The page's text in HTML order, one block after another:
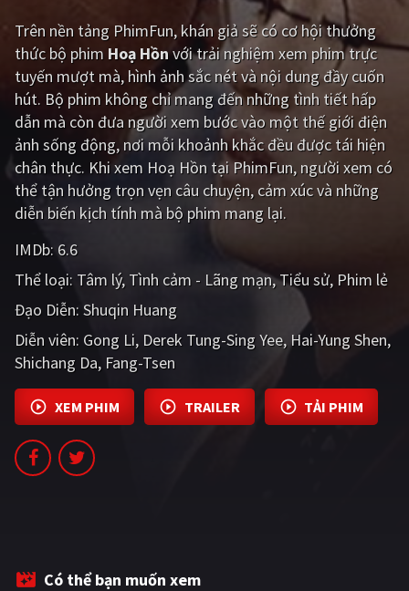
Giật gân Gia đình
Bí ẩn Lịch sử
Viễn Tây Tiểu sử
GameShow DramaTV
QUỐC GIA
Trung Quốc - Hồng Kông
Ấn Độ
Tổng hợp
CẬP NHẬT
PHIM MỚI
PHIM BỘ
TUYỂN TẬP PHIM
Trên nền tảng PhimFun, khán giả sẽ có cơ hội thưởng
thức bộ phim Hoạ Hồnvới trải nghiệm xem phim trực
tuyến mượt mà, hình ảnh sắc nét và nội dung đầy cuốn
hút. Bộ phim không chỉ mang đến những tình tiết hấp
dẫn mà còn đưa người xem bước vào một thế giới điện
ảnh sống động, nơi mỗi khoảnh khắc đều được tái hiện
chân thực. Khi xem Hoạ Hồn tại PhimFun, người xem có
thể tận hưởng trọn vẹn câu chuyện, cảm xúc và những
diễn biến kịch tính mà bộ phim mang lại.
IMDb: 6.6
Thể loại: Tâm lý Tình cảm - Lãng mạn Tiểu sử Phim lẻ
Đạo Diễn: Shuqin Huang
Diễn viên: Gong Li Derek Tung-Sing Yee Hai-Yung Shen
Shichang Da Fang-Tsen
XEM PHIM TRAILER TẢI PHIM
Có thể bạn muốn xem